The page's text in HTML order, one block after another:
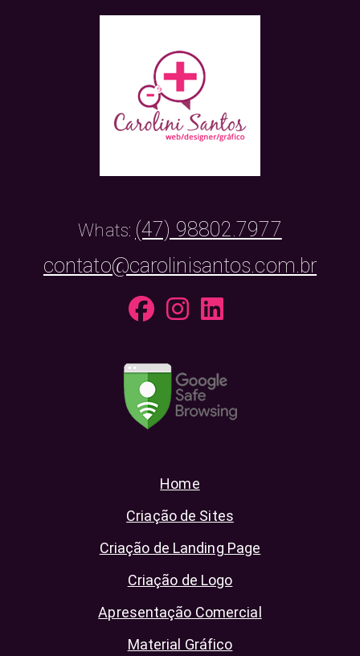
Whats: (47) 98802.7977
contato@carolinisantos.com.br
Home
Criação de Sites
Criação de Landing Page
Criação de Logo
Apresentação Comercial
Material Gráfico